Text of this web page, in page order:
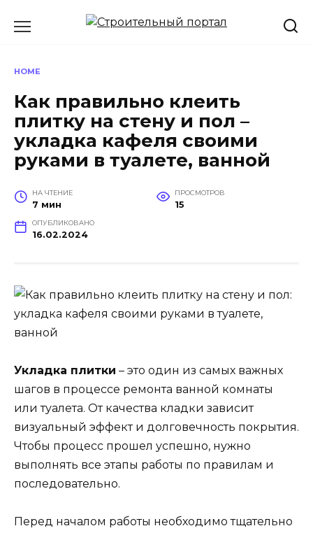
HOME
Как правильно клеить
плитку на стену и пол –
укладка кафеля своими
руками в туалете, ванной
НА ЧТЕНИЕ
7 мин
ПРОСМОТРОВ
15
ОПУБЛИКОВАНО
16.02.2024
Укладка плитки – это один из самых важных
шагов в процессе ремонта ванной комнаты
или туалета. От качества кладки зависит
визуальный эффект и долговечность покрытия.
Чтобы процесс прошел успешно, нужно
выполнять все этапы работы по правилам и
последовательно.
Перед началом работы необходимо тщательно